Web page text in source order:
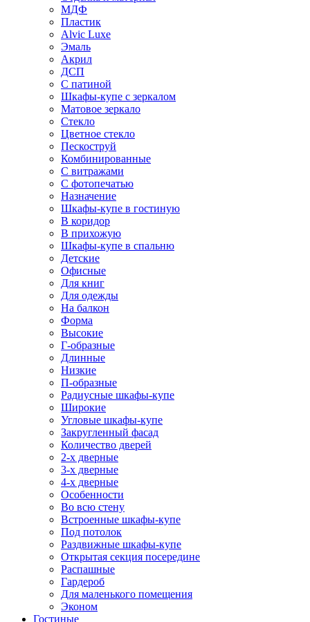
МДФ
Пластик
Alvic Luxe
Эмаль
Акрил
ДСП
С патиной
Шкафы-купе с зеркалом
Матовое зеркало
Стекло
Цветное стекло
Пескоструй
Комбинированные
С витражами
С фотопечатью
Назначение
Шкафы-купе в гостиную
В коридор
В прихожую
Шкафы-купе в спальню
Детские
Офисные
Для книг
Для одежды
На балкон
Форма
Высокие
Г-образные
Длинные
Низкие
П-образные
Радиусные шкафы-купе
Широкие
Угловые шкафы-купе
Закругленный фасад
Количество дверей
2-х дверные
3-х дверные
4-х дверные
Особенности
Во всю стену
Встроенные шкафы-купе
Под потолок
Раздвижные шкафы-купе
Открытая секция посередине
Распашные
Гардероб
Для маленького помещения
Эконом
Гостиные